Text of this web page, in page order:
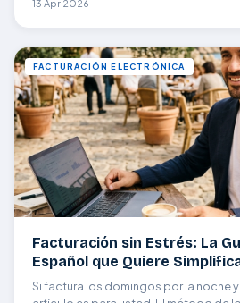
13 Apr 2026
FACTURACIÓN ELECTRÓNICA
Facturación sin Estrés: La
Español que Quiere
Si factura los domingos por la noche